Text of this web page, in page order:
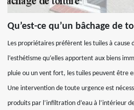
Qu’est-ce qu’un bâchage de
Les propriétaires préfèrent les tuiles à cause
l’esthétisme qu’elles apportent aux biens
pluie ou un vent fort, les tuiles peuvent être
Une intervention de toute urgence est
produits par l’infiltration d’eau à l’intérieur